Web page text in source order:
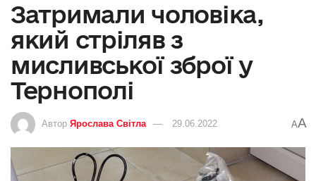
Затримали чоловіка,
який стріляв з
мисливської зброї у
Тернополі
Автор Ярослава Світла 29.06.2022 AA